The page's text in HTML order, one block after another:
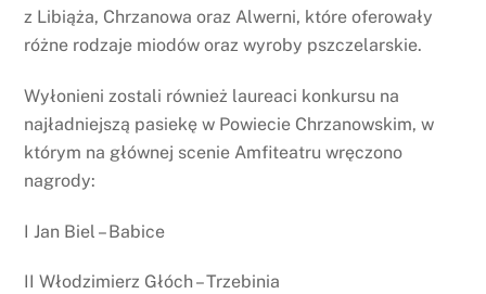
z Libiąża, Chrzanowa oraz Alwerni, które oferowały
różne rodzaje miodów oraz wyroby pszczelarskie.
Wyłonieni zostali również laureaci konkursu na
najładniejszą pasiekę w Powiecie Chrzanowskim, w
którym na głównej scenie Amfiteatru wręczono
nagrody:
I Jan Biel – Babice
II Włodzimierz Głóch – Trzebinia